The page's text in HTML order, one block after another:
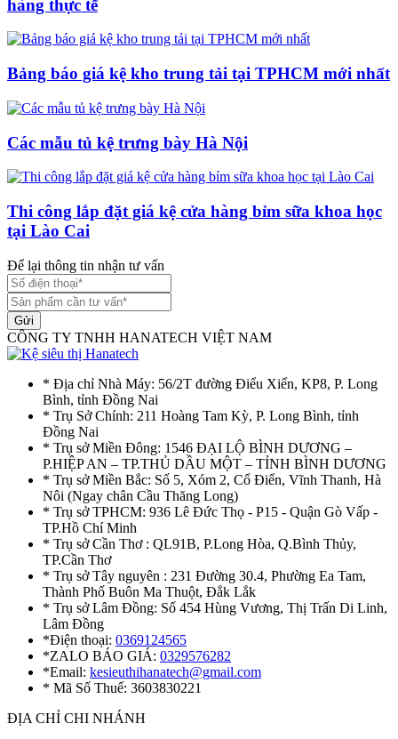
hàng thực tế
Bảng báo giá kệ kho trung tải tại TPHCM mới nhất
Các mẫu tủ kệ trưng bày Hà Nội
Thi công lắp đặt giá kệ cửa hàng bỉm sữa khoa học
tại Lào Cai
Để lại thông tin nhận tư vấn
Gửi
CÔNG TY TNHH HANATECH VIỆT NAM
* Địa chỉ Nhà Máy: 56/2T đường Điểu Xiển, KP8, P. Long
Bình, tỉnh Đồng Nai
* Trụ Sở Chính: 211 Hoàng Tam Kỳ, P. Long Bình, tỉnh
Đồng Nai
* Trụ sở Miền Đông: 1546 ĐẠI LỘ BÌNH DƯƠNG –
P.HIỆP AN – TP.THỦ DẦU MỘT – TỈNH BÌNH DƯƠNG
* Trụ sở Miền Bắc: Số 5, Xóm 2, Cổ Điển, Vĩnh Thanh, Hà
Nôi (Ngay chân Cầu Thăng Long)
* Trụ sở TPHCM: 936 Lê Đức Thọ - P15 - Quận Gò Vấp -
TP.Hồ Chí Minh
* Trụ sở Cần Thơ : QL91B, P.Long Hòa, Q.Bình Thủy,
TP.Cần Thơ
* Trụ sở Tây nguyên : 231 Đường 30.4, Phường Ea Tam,
Thành Phố Buôn Ma Thuột, Đắk Lắk
* Trụ sở Lâm Đồng: Số 454 Hùng Vương, Thị Trấn Di Linh,
Lâm Đồng
*Điện thoại: 0369124565
*ZALO BÁO GIÁ: 0329576282
*Email: kesieuthihanatech@gmail.com
* Mã Số Thuế: 3603830221
ĐỊA CHỈ CHI NHÁNH